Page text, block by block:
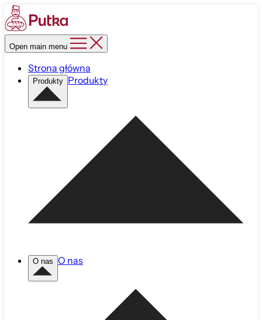
Open main menu
Strona główna
Produkty Produkty
O nas O nas